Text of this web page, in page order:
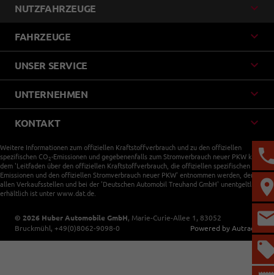
NUTZFAHRZEUGE
FAHRZEUGE
UNSER SERVICE
UNTERNEHMEN
KONTAKT
Weitere Informationen zum offiziellen Kraftstoffverbrauch und zu den offiziellen
spezifischen CO 2-Emissionen und gegebenenfalls zum Stromverbrauch neuer PKW können
dem 'Leitfaden über den offiziellen Kraftstoffverbrauch, die offiziellen spezifischen CO
Emissionen und den offiziellen Stromverbrauch neuer PKW' entnommen werden, der an
allen Verkaufsstellen und bei der 'Deutschen Automobil Treuhand GmbH' unentgeltlich
erhältlich ist unter www.dat.de.
© 2026 Huber Automobile GmbH, Marie-Curie-Allee 1 , 83052
Bruckmühl, +49(0)8062-9098-0 Powered by Autrado